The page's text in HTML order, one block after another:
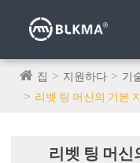
집 지원하다
기
리벳 팅 머신의 기본
리벳 팅 머신